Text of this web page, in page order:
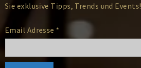
Sie exklusive Tipps, Trends und Events!
Email Adresse *